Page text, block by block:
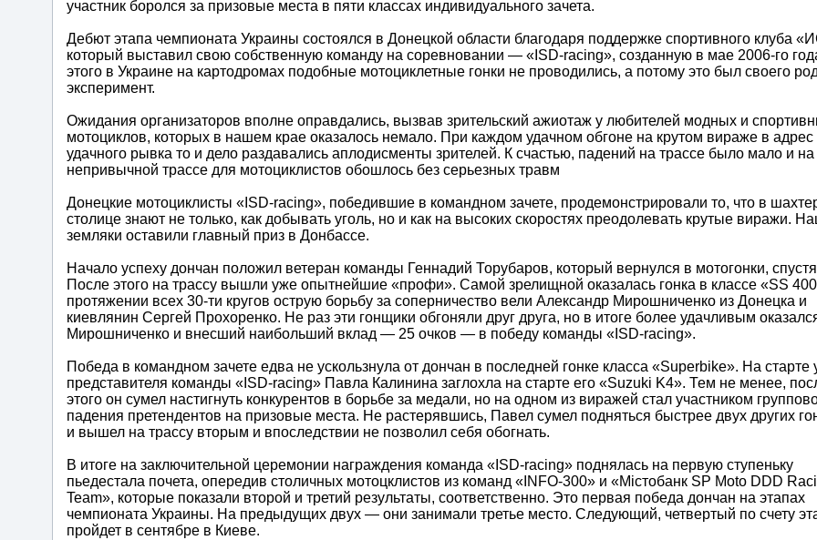
участник боролся за призовые места в пяти классах индивидуального зачета.
Дебют этапа чемпионата Украины состоялся в Донецкой области благодаря поддержке спортивного клуба
который выставил свою собственную команду на соревновании — «ISD-racing», созданную в мае 2006-го
этого в Украине на картодромах подобные мотоциклетные гонки не проводились, а потому это был своего
эксперимент.
Ожидания организаторов вполне оправдались, вызвав зрительский ажиотаж у любителей модных и
мотоциклов, которых в нашем крае оказалось немало. При каждом удачном обгоне на крутом вираже в адрес
удачного рывка то и дело раздавались аплодисменты зрителей. К счастью, падений на трассе было мало и на
непривычной трассе для мотоциклистов обошлось без серьезных травм
Донецкие мотоциклисты «ISD-racing», победившие в командном зачете, продемонстрировали то, что в
столице знают не только, как добывать уголь, но и как на высоких скоростях преодолевать крутые виражи.
земляки оставили главный приз в Донбассе.
Начало успеху дончан положил ветеран команды Геннадий Торубаров, который вернулся в мотогонки, спустя
После этого на трассу вышли уже опытнейшие «профи». Самой зрелищной оказалась гонка в классе «SS
протяжении всех 30-ти кругов острую борьбу за соперничество вели Александр Мирошниченко из Донецка и
киевлянин Сергей Прохоренко. Не раз эти гонщики обгоняли друг друга, но в итоге более удачливым
Мирошниченко и внесший наибольший вклад — 25 очков — в победу команды «ISD-racing».
Победа в командном зачете едва не ускользнула от дончан в последней гонке класса «Superbike». На старте
представителя команды «ISD-racing» Павла Калинина заглохла на старте его «Suzuki K4». Тем не менее,
этого он сумел настигнуть конкурентов в борьбе за медали, но на одном из виражей стал участником
падения претендентов на призовые места. Не растерявшись, Павел сумел подняться быстрее двух других
и вышел на трассу вторым и впоследствии не позволил себя обогнать.
В итоге на заключительной церемонии награждения команда «ISD-racing» поднялась на первую ступеньку
пьедестала почета, опередив столичных мотоцклистов из команд «INFO-300» и «Містобанк SP Moto DDD
Team», которые показали второй и третий результаты, соответственно. Это первая победа дончан на этапах
чемпионата Украины. На предыдущих двух — они занимали третье место. Следующий, четвертый по счету
пройдет в сентябре в Киеве.